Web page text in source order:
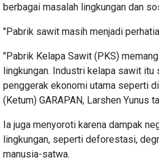
berbagai masalah lingkungan dan
"Pabrik sawit masih menjadi
"Pabrik Kelapa Sawit (PKS)
lingkungan. Industri kelapa sawit itu
penggerak ekonomi utama seperti
(Ketum) GARAPAN, Larshen Yunus
Ia juga menyoroti karena dampak
lingkungan, seperti deforestasi,
manusia-satwa.